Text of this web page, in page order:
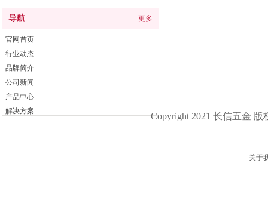
导航 更多
官网首页
行业动态
品牌简介
公司新闻
产品中心
解决方案
Copyright 2021 长信五金
关于